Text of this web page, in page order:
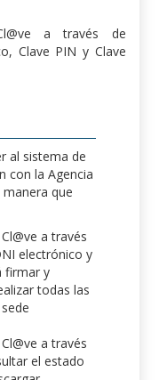
a través de
Clave PIN y Clave
al sistema de
con la Agencia
manera que
a través
electrónico y
firmar y
todas las
a través
el estado